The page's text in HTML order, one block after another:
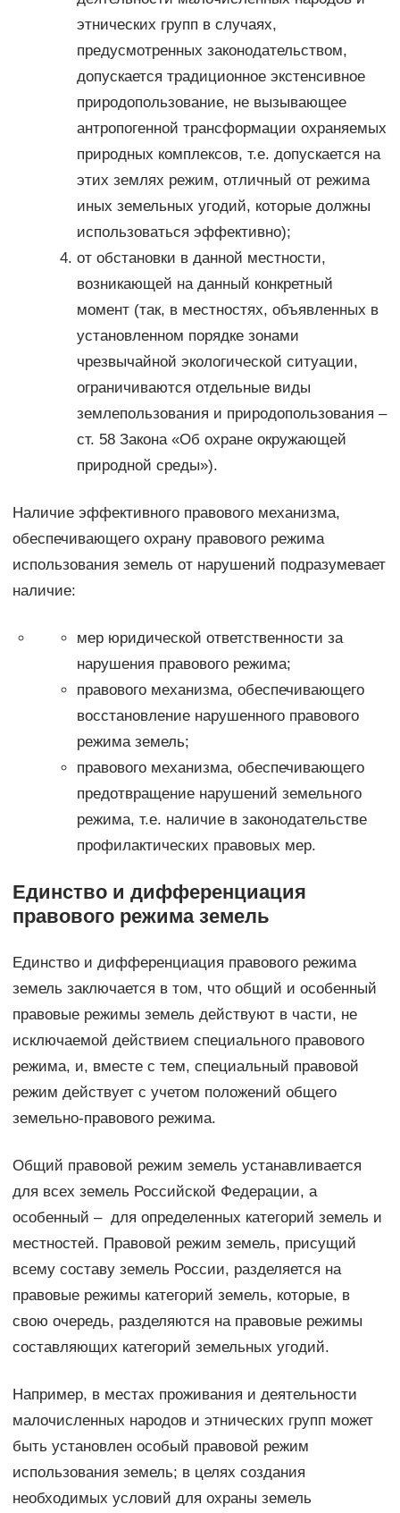
этнических групп в случаях,
предусмотренных законодательством,
допускается традиционное экстенсивное
природопользование, не вызывающее
антропогенной трансформации охраняемых
природных комплексов, т.е. допускается на
этих землях режим, отличный от режима
иных земельных угодий, которые должны
использоваться эффективно);
от обстановки в данной местности,
возникающей на данный конкретный
момент (так, в местностях, объявленных в
установленном порядке зонами
чрезвычайной экологической ситуации,
ограничиваются отдельные виды
землепользования и природопользования –
ст. 58 Закона «Об охране окружающей
природной среды»).
Наличие эффективного правового механизма,
обеспечивающего охрану правового режима
использования земель от нарушений подразумевает
наличие:
мер юридической ответственности за
нарушения правового режима;
правового механизма, обеспечивающего
восстановление нарушенного правового
режима земель;
правового механизма, обеспечивающего
предотвращение нарушений земельного
режима, т.е. наличие в законодательстве
профилактических правовых мер.
Единство и дифференциация
правового режима земель
Единство и дифференциация правового режима
земель заключается в том, что общий и особенный
правовые режимы земель действуют в части, не
исключаемой действием специального правового
режима, и, вместе с тем, специальный правовой
режим действует с учетом положений общего
земельно-правового режима.
Общий правовой режим земель устанавливается
для всех земель Российской Федерации, а
особенный – для определенных категорий земель и
местностей. Правовой режим земель, присущий
всему составу земель России, разделяется на
правовые режимы категорий земель, которые, в
свою очередь, разделяются на правовые режимы
составляющих категорий земельных угодий.
Например, в местах проживания и деятельности
малочисленных народов и этнических групп может
быть установлен особый правовой режим
использования земель; в целях создания
необходимых условий для охраны земель